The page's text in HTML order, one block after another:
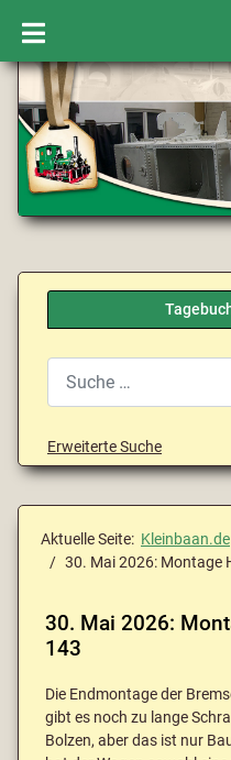
Erweiterte Suche
Aktuelle Seite: Kleinbaan.de
30. Mai 2026: Montage
30. Mai 2026:
143
Die Endmontage der
gibt es noch zu lange
Bolzen, aber das ist nur